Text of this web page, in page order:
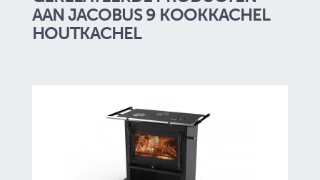
AAN JACOBUS 9 KOOKKACHEL
HOUTKACHEL